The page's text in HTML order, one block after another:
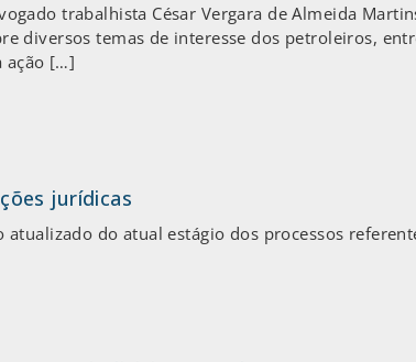
trabalhista César Vergara de Almeida
diversos temas de interesse dos petroleiros,
ação […]
jurídicas
do atual estágio dos processos